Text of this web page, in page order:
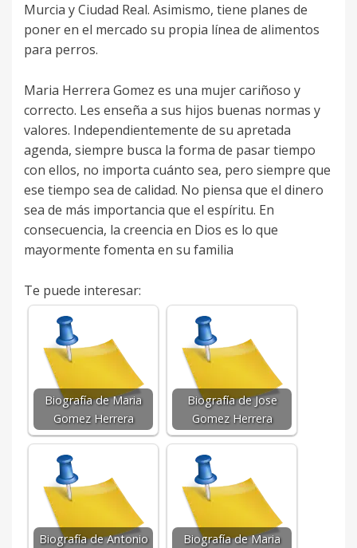
Murcia y Ciudad Real. Asimismo, tiene planes de
poner en el mercado su propia línea de alimentos
para perros.
Maria Herrera Gomez es una mujer cariñoso y
correcto. Les enseña a sus hijos buenas normas y
valores. Independientemente de su apretada
agenda, siempre busca la forma de pasar tiempo
con ellos, no importa cuánto sea, pero siempre que
ese tiempo sea de calidad. No piensa que el dinero
sea de más importancia que el espíritu. En
consecuencia, la creencia en Dios es lo que
mayormente fomenta en su familia
Te puede interesar:
Biografía de Maria
Gomez Herrera
Biografía de Jose
Gomez Herrera
Biografía de Antonio
Biografía de Maria